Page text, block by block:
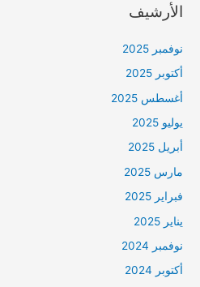
الأرشيف
نوفمبر 2025
أكتوبر 2025
أغسطس 2025
يوليو 2025
أبريل 2025
مارس 2025
فبراير 2025
يناير 2025
نوفمبر 2024
أكتوبر 2024